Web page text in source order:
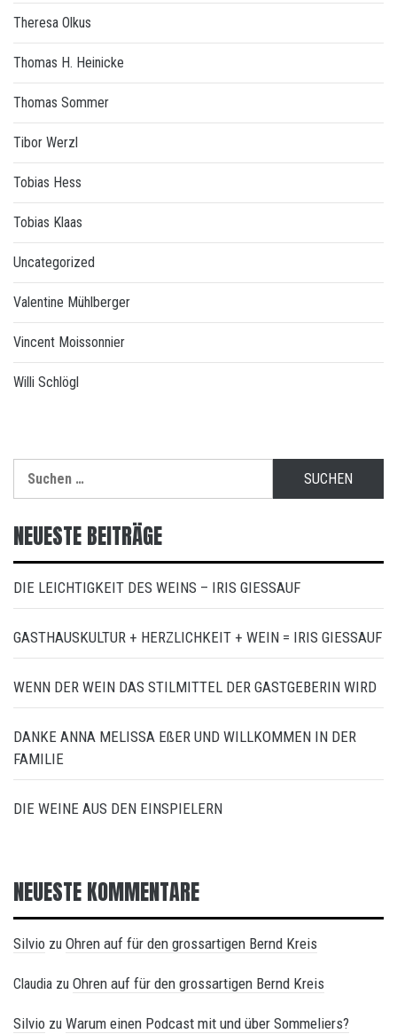
Theresa Olkus
Thomas H. Heinicke
Thomas Sommer
Tibor Werzl
Tobias Hess
Tobias Klaas
Uncategorized
Valentine Mühlberger
Vincent Moissonnier
Willi Schlögl
nach:
NEUESTE BEITRÄGE
DIE LEICHTIGKEIT DES WEINS – IRIS GIESSAUF
GASTHAUSKULTUR + HERZLICHKEIT + WEIN = IRIS GIESSAUF
WENN DER WEIN DAS STILMITTEL DER GASTGEBERIN WIRD
DANKE ANNA MELISSA EßER UND WILLKOMMEN IN DER
FAMILIE
DIE WEINE AUS DEN EINSPIELERN
NEUESTE KOMMENTARE
Silvio zu Ohren auf für den grossartigen Bernd Kreis
Claudia zu Ohren auf für den grossartigen Bernd Kreis
Silvio zu Warum einen Podcast mit und über Sommeliers?